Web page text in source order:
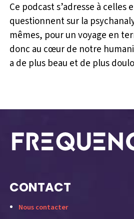
Ce podcast s’adresse à celles
questionnent sur la
mêmes, pour un voyage en
donc au cœur de notre
a de plus beau et de plus
CONTACT
Nous contacter